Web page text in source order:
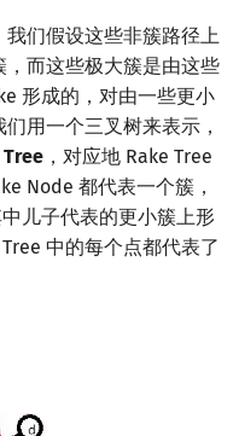
们假设这些非簇路径上
而这些极大簇是由这些
形成的，对由一些更小
用一个三叉树来表示，
Tree ，对应地 Rake Tree
Node 都代表一个簇，
儿子代表的更小簇上形
中的每个点都代表了